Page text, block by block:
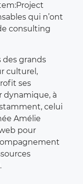
qui n’ont
consulting
des grands
culturel,
ses
dynamique, à
celui
Amélie
pour